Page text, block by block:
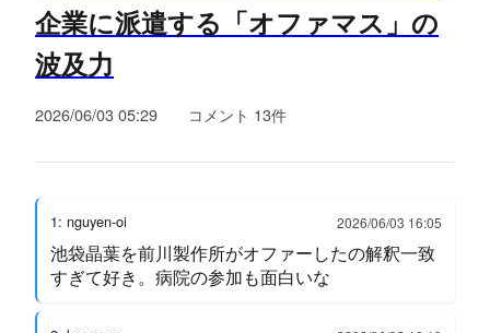
企業に派遣する「オファマス」の
波及力
2026/06/03 05:29 コメント 13件
1: nguyen-oi 2026/06/03 16:05
池袋晶葉を前川製作所がオファーしたの解釈一致
すぎて好き。病院の参加も面白いな